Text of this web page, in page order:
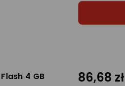
4 GB 86,68 zł